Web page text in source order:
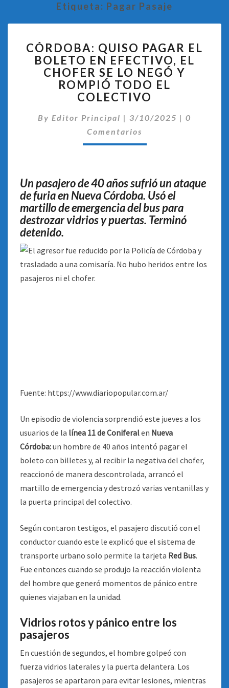
Etiqueta: Pagar Pasaje
QUISO
PAGAR
EL
BOLETO
EN
EFECTIVO,
EL
CHOFER
ROMPIÓ
TODO
EL
COLECTIVO
CÓRDOBA: QUISO PAGAR EL
BOLETO EN EFECTIVO, EL
CHOFER SE LO NEGÓ Y
ROMPIÓ TODO EL
COLECTIVO
By Editor Principal | 3/10/2025 | 0
Comentarios
Un pasajero de 40 años sufrió un ataque
de furia en Nueva Córdoba. Usó el
martillo de emergencia del bus para
destrozar vidrios y puertas. Terminó
detenido.
Fuente: https://www.diariopopular.com.ar/
Un episodio de violencia sorprendió este jueves a los
usuarios de la línea 11 de Coniferalen Nueva
Córdoba:un hombre de 40 años intentó pagar el
boleto con billetes y, al recibir la negativa del chofer,
reaccionó de manera descontrolada, arrancó el
martillo de emergencia y destrozó varias ventanillas y
la puerta principal del colectivo.
Según contaron testigos, el pasajero discutió con el
conductor cuando este le explicó que el sistema de
transporte urbano solo permite la tarjeta Red Bus.
Fue entonces cuando se produjo la reacción violenta
del hombre que generó momentos de pánico entre
quienes viajaban en la unidad.
Vidrios rotos y pánico entre los
pasajeros
En cuestión de segundos, el hombre golpeó con
fuerza vidrios laterales y la puerta delantera. Los
pasajeros se apartaron para evitar lesiones, mientras